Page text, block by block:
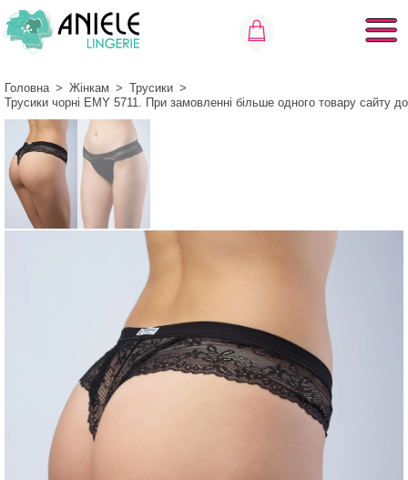
Головна > Жінкам > Трусики >
Трусики чорні EMY 5711. При замовленні більше одного товару сайту